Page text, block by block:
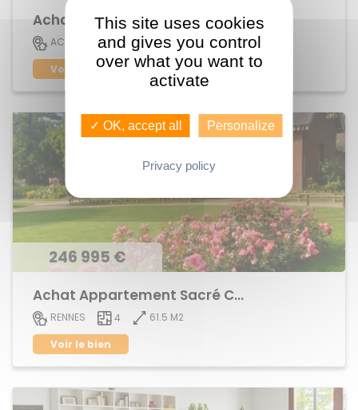
Achat Appartement centre ville
ACIGNE 4
73 M2
Voir le bien
246 995 €
Achat Appartement Sacré Coeurs
RENNES 4
61.5 M2
Voir le bien
This site uses cookies
and gives you control
over what you want to
activate
✓ OK, accept all Personalize
Privacy policy